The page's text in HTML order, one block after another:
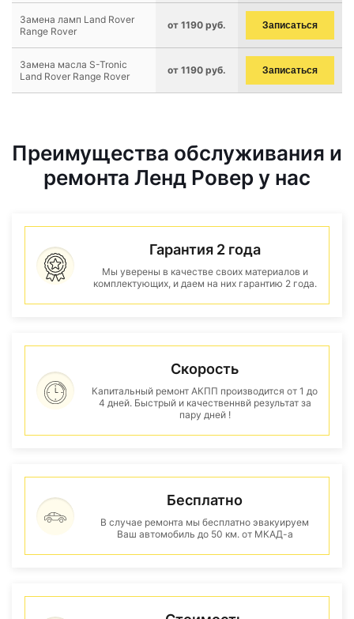
Замена ламп Land Rover
Range Rover
от 1190 руб. Записаться
Замена масла S-Tronic
Land Rover Range Rover
от 1190 руб. Записаться
Преимущества обслуживания и
ремонта Ленд Ровер у нас
Гарантия 2 года
Мы уверены в качестве своих материалов и
комплектующих, и даем на них гарантию 2 года.
Скорость
Капитальный ремонт АКПП производится от 1 до
4 дней. Быстрый и качественнвй результат за
пару дней !
Бесплатно
В случае ремонта мы бесплатно эвакуируем
Ваш автомобиль до 50 км. от МКАД-а